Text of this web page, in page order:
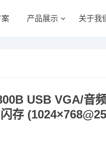
案 产品展示 关于我
USB VGA/音
闪存